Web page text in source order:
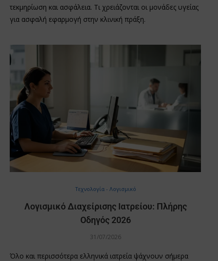
τεκμηρίωση και ασφάλεια. Τι χρειάζονται οι μονάδες υγείας
για ασφαλή εφαρμογή στην κλινική πράξη.
Τεχνολογία - Λογισμικό
Λογισμικό Διαχείρισης Ιατρείου: Πλήρης
Οδηγός 2026
31/07/2026
Όλο και περισσότερα ελληνικά ιατρεία ψάχνουν σήμερα